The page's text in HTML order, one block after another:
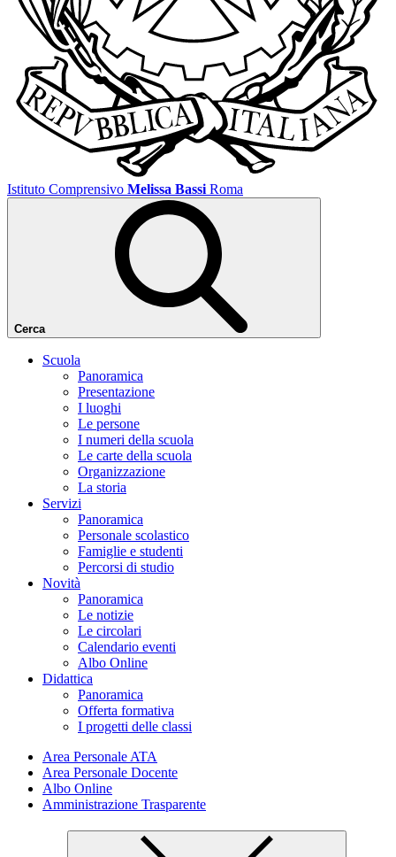
Istituto Comprensivo Melissa Bassi Roma
Cerca
Scuola
Panoramica
Presentazione
I luoghi
Le persone
I numeri della scuola
Le carte della scuola
Organizzazione
La storia
Servizi
Panoramica
Personale scolastico
Famiglie e studenti
Percorsi di studio
Novità
Panoramica
Le notizie
Le circolari
Calendario eventi
Albo Online
Didattica
Panoramica
Offerta formativa
I progetti delle classi
Area Personale ATA
Area Personale Docente
Albo Online
Amministrazione Trasparente